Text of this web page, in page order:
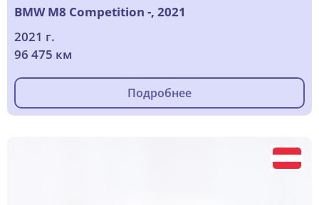
BMW M8 Competition -, 2021
2021 г.
96 475 км
Подробнее